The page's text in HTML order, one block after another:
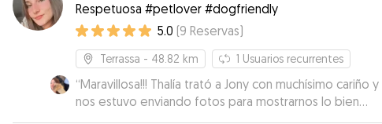
Respetuosa #petlover #dogfriendly
5.0 (9 Reservas)
Terrassa - 48.82 km 1 Usuarios recurrentes
“Maravillosa!!! Thalía trató a Jony con muchísimo cariño y
nos estuvo enviando fotos para mostrarnos lo bien
que lo estaban pasando. Genial!!!”